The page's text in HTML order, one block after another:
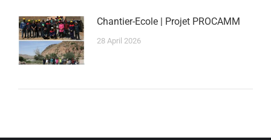
Chantier-Ecole | Projet PROCAMM
28 April 2026